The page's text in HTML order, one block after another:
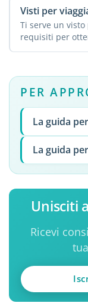
Visti per
Ti serve un
requisiti per
...
PER
La guida
La guida
Unisciti
Ricevi